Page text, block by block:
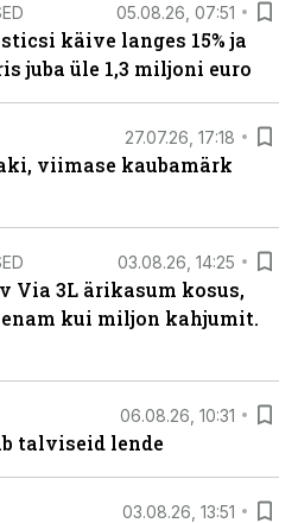
05.08.26, 07:51
käive langes 15% ja
juba üle 1,3 miljoni euro
27.07.26, 17:18
viimase kaubamärk
03.08.26, 14:25
Via 3L ärikasum kosus,
kui miljon kahjumit.
06.08.26, 10:31
talviseid lende
03.08.26, 13:51